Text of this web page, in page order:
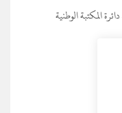
المكتبة الوطنية